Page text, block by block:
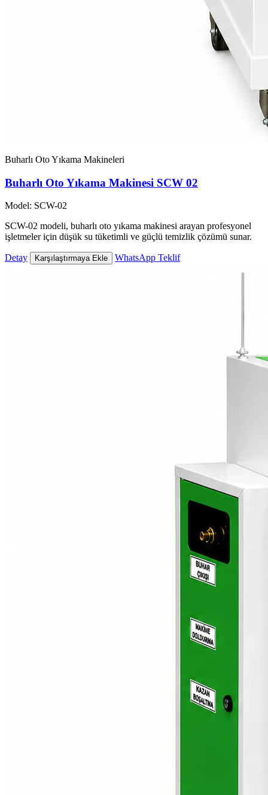
Buharlı Oto Yıkama Makineleri
Buharlı Oto Yıkama Makinesi SCW 02
Model: SCW-02
SCW-02 modeli, buharlı oto yıkama makinesi arayan profesyonel
işletmeler için düşük su tüketimli ve güçlü temizlik çözümü sunar.
Detay Karşılaştırmaya Ekle WhatsApp Teklif